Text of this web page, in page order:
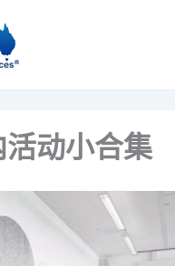
动小合集